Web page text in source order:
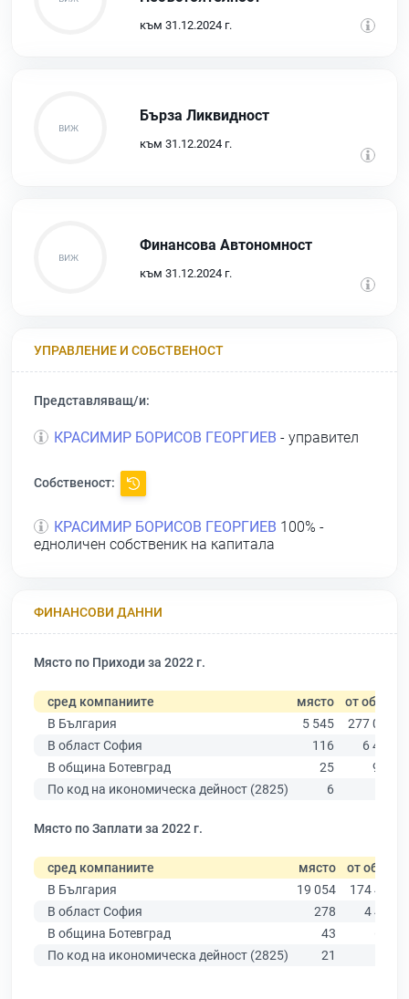
към 31.12.2024 г.
Бърза Ликвидност
към 31.12.2024 г.
Финансова Автономност
към 31.12.2024 г.
УПРАВЛЕНИЕ И СОБСТВЕНОСТ
Представляващ/и:
КРАСИМИР БОРИСОВ ГЕОРГИЕВ - управител
Собственост:
КРАСИМИР БОРИСОВ ГЕОРГИЕВ 100% -
едноличен собственик на капитала
ФИНАНСОВИ ДАННИ
Място по Приходи за 2022 г.
сред компаниите място от общо
В България
5 545
277 019
В област София
116
6 415
В община Ботевград
25
928
По код на икономическа дейност (2825)
6
Място по Заплати за 2022 г.
сред компаниите място от общо
В България
19 054
174 403
В област София
278
4 439
В община Ботевград
43
По код на икономическа дейност (2825)
21